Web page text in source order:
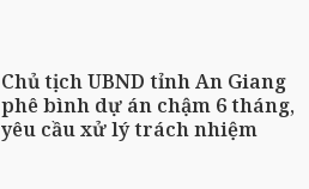
Chủ tịch UBND tỉnh An Giang
phê bình dự án chậm 6 tháng,
yêu cầu xử lý trách nhiệm